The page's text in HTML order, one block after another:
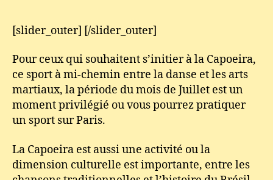
[slider_outer] [/slider_outer]
Pour ceux qui souhaitent s’initier à la Capoeira,
ce sport à mi-chemin entre la danse et les arts
martiaux, la période du mois de Juillet est un
moment privilégié ou vous pourrez pratiquer
un sport sur Paris.
La Capoeira est aussi une activité ou la
dimension culturelle est importante, entre les